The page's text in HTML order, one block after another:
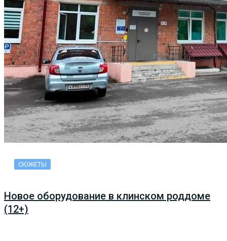
СЮЖЕТЫ
Новое оборудование в клинском роддоме
(12+)